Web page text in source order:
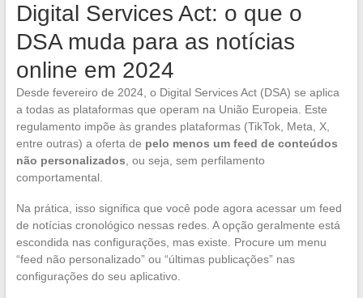
Digital Services Act: o que o
DSA muda para as notícias
online em 2024
Desde fevereiro de 2024, o Digital Services Act (DSA) se aplica
a todas as plataformas que operam na União Europeia. Este
regulamento impõe às grandes plataformas (TikTok, Meta, X,
entre outras) a oferta de pelo menos um feed de conteúdos
não personalizados , ou seja, sem perfilamento
comportamental.
Na prática, isso significa que você pode agora acessar um feed
de notícias cronológico nessas redes. A opção geralmente está
escondida nas configurações, mas existe. Procure um menu
“feed não personalizado” ou “últimas publicações” nas
configurações do seu aplicativo.